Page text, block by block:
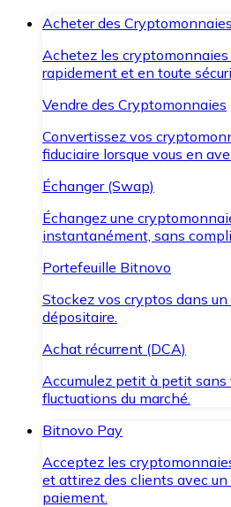
Acheter des Cryptomonnaies
Achetez les
rapidement et en toute
Vendre des Cryptomonnaies
Convertissez vos
fiduciaire lorsque vous en
Échanger (Swap)
Échangez une
instantanément, sans
Portefeuille Bitnovo
Stockez vos cryptos dans
dépositaire.
Achat récurrent (DCA)
Accumulez petit à petit sans
fluctuations du marché.
Bitnovo Pay
Acceptez les
et attirez des clients avec un
paiement.